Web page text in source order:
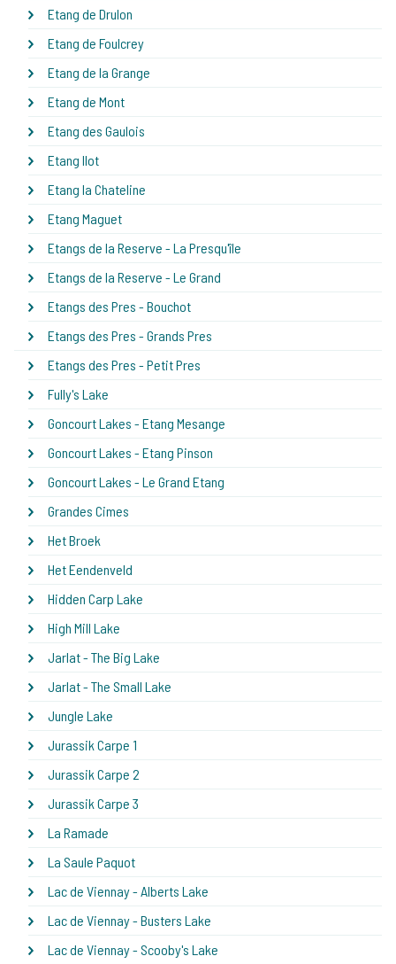
Etang de Drulon
Etang de Foulcrey
Etang de la Grange
Etang de Mont
Etang des Gaulois
Etang Ilot
Etang la Chateline
Etang Maguet
Etangs de la Reserve - La Presqu'île
Etangs de la Reserve - Le Grand
Etangs des Pres - Bouchot
Etangs des Pres - Grands Pres
Etangs des Pres - Petit Pres
Fully's Lake
Goncourt Lakes - Etang Mesange
Goncourt Lakes - Etang Pinson
Goncourt Lakes - Le Grand Etang
Grandes Cimes
Het Broek
Het Eendenveld
Hidden Carp Lake
High Mill Lake
Jarlat - The Big Lake
Jarlat - The Small Lake
Jungle Lake
Jurassik Carpe 1
Jurassik Carpe 2
Jurassik Carpe 3
La Ramade
La Saule Paquot
Lac de Viennay - Alberts Lake
Lac de Viennay - Busters Lake
Lac de Viennay - Scooby's Lake